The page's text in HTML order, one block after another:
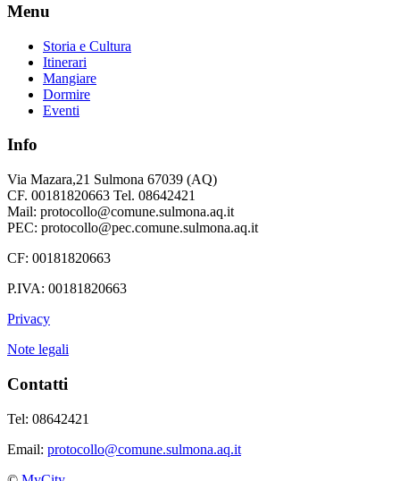
Menu
Storia e Cultura
Itinerari
Mangiare
Dormire
Eventi
Info
Via Mazara,21 Sulmona 67039 (AQ)
CF. 00181820663 Tel. 08642421
Mail: protocollo@comune.sulmona.aq.it
PEC: protocollo@pec.comune.sulmona.aq.it
CF: 00181820663
P.IVA: 00181820663
Privacy
Note legali
Contatti
Tel: 08642421
Email: protocollo@comune.sulmona.aq.it